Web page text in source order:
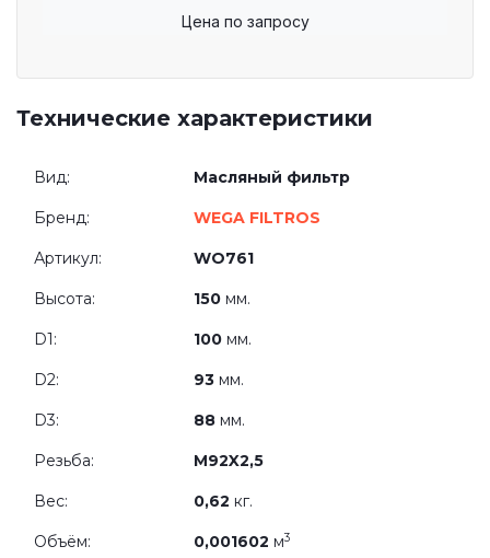
Цена по запросу
Технические характеристики
Вид: Масляный фильтр
Бренд: WEGA FILTROS
Артикул: WO761
Высота: 150 мм.
D1: 100 мм.
D2: 93 мм.
D3: 88 мм.
Резьба: M92X2,5
Вес: 0,62 кг.
Объём: 0,001602 м3